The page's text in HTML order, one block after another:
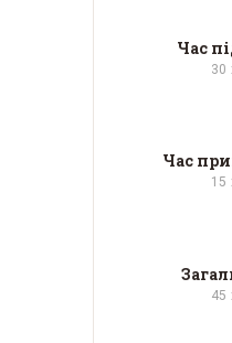
Час
30
Час
15
45